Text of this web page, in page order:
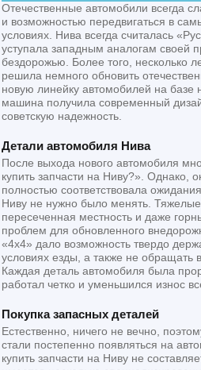
Отечественные автомобили всегда
и возможностью передвигаться в
условиях. Нива всегда считалась
уступала западным аналогам своей
бездорожью. Более того, несколько
решила немного обновить
новую линейку автомобилей на базе
машина получила современный
советскую надежность.
Детали автомобиля Нива
После выхода нового автомобиля
купить запчасти на Ниву?». Однако,
полностью соответствовала
Ниву не нужно было менять. Тяжелые
пересеченная местность и даже
проблем для обновленного
«4х4» дало возможность твердо
условиях езды, а также не обращать
Каждая деталь автомобиля была
работал четко и уменьшился износ
Покупка запасных деталей
Естественно, ничего не вечно,
стали постепенно появляться на
купить запчасти на Ниву не